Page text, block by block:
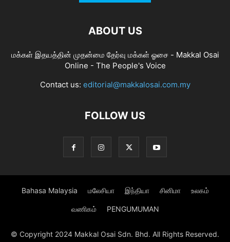
ABOUT US
மக்கள் இதயத்தின் முதன்மை தேர்வு மக்கள் ஓசை - Makkal Osai
Online - The People's Voice
Contact us: editorial@makkalosai.com.my
FOLLOW US
Bahasa Malaysia மலேசியா இந்தியா சினிமா உலகம்
வணிகம் PENGUMUMAN
© Copyright 2024 Makkal Osai Sdn. Bhd. All Rights Reserved.